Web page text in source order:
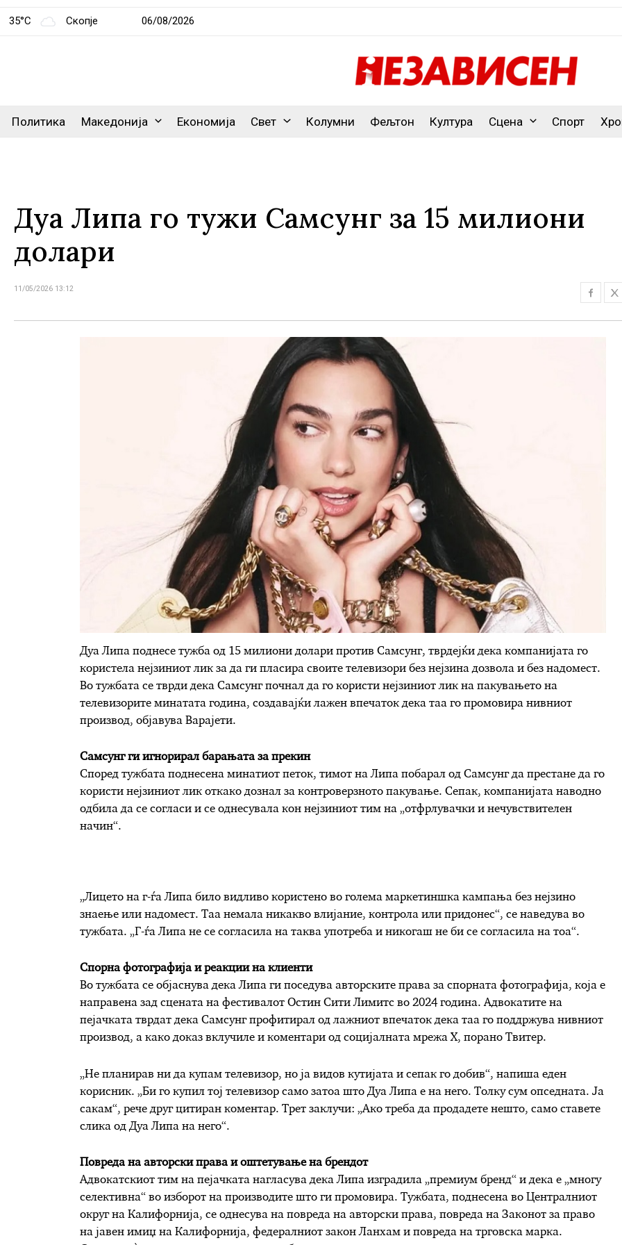
35°C Скопје 06/08/2026
Политика Македонија Економија Свет Колумни Фељтон Култура Сцена Спорт
Дуа Липа го тужи Самсунг за 15 милиони
долари
11/05/2026 13:12
Дуа Липа поднесе тужба од 15 милиони долари против Самсунг, тврдејќи дека компанијата го
користела нејзиниот лик за да ги пласира своите телевизори без нејзина дозвола и без надомест.
Во тужбата се тврди дека Самсунг почнал да го користи нејзиниот лик на пакувањето на
телевизорите минатата година, создавајќи лажен впечаток дека таа го промовира нивниот
производ, објавува Варајети.
Самсунг ги игнорирал барањата за прекин
Според тужбата поднесена минатиот петок, тимот на Липа побарал од Самсунг да престане да го
користи нејзиниот лик откако дознал за контроверзното пакување. Сепак, компанијата наводно
одбила да се согласи и се однесувала кон нејзиниот тим на „отфрлувачки и нечувствителен
начин“.
„Лицето на г-ѓа Липа било видливо користено во голема маркетиншка кампања без нејзино
знаење или надомест. Таа немала никакво влијание, контрола или придонес“, се наведува во
тужбата. „Г-ѓа Липа не се согласила на таква употреба и никогаш не би се согласила на тоа“.
Спорна фотографија и реакции на клиенти
Во тужбата се објаснува дека Липа ги поседува авторските права за спорната фотографија, која е
направена зад сцената на фестивалот Остин Сити Лимитс во 2024 година. Адвокатите на
пејачката тврдат дека Самсунг профитирал од лажниот впечаток дека таа го поддржува нивниот
производ, а како доказ вклучиле и коментари од социјалната мрежа X, порано Твитер.
„Не планирав ни да купам телевизор, но ја видов кутијата и сепак го добив“, напиша еден
корисник. „Би го купил тој телевизор само затоа што Дуа Липа е на него. Толку сум опседната. Ја
сакам“, рече друг цитиран коментар. Трет заклучи: „Ако треба да продадете нешто, само ставете
слика од Дуа Липа на него“.
Повреда на авторски права и оштетување на брендот
Адвокатскиот тим на пејачката нагласува дека Липа изградила „премиум бренд“ и дека е „многу
селективна“ во изборот на производите што ги промовира. Тужбата, поднесена во Централниот
округ на Калифорнија, се однесува на повреда на авторски права, повреда на Законот за право
на јавен имиџ на Калифорнија, федералниот закон Ланхам и повреда на трговска марка.